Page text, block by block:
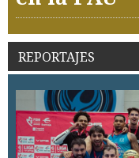
REPORTAJES